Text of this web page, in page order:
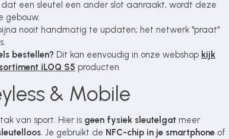
dat een sleutel een ander slot aanraakt, wordt deze
gebouw.
nooit handmatig te updaten; het netwerk "praat"
bestellen? Dit kan eenvoudig in onze webshop kijk
iLOQ S5 producten
& Mobile
van sport. Hier is geen fysiek sleutelgat meer
. Je gebruikt de NFC-chip in je smartphone of